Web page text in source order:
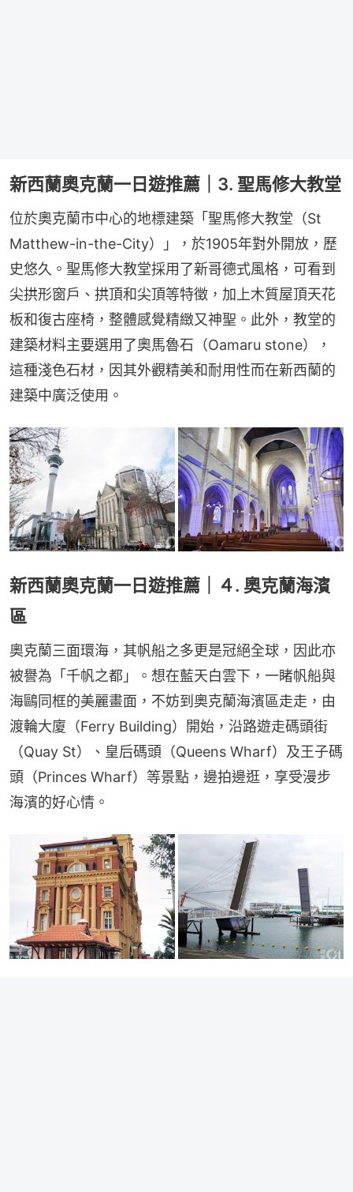
新西蘭奧克蘭一日遊推薦｜3. 聖馬修大教堂
位於奧克蘭市中心的地標建築「聖馬修大教堂（St
Matthew-in-the-City）」，於1905年對外開放，歷
史悠久。聖馬修大教堂採用了新哥德式風格，可看到
尖拱形窗戶、拱頂和尖頂等特徵，加上木質屋頂天花
板和復古座椅，整體感覺精緻又神聖。此外，教堂的
建築材料主要選用了奧馬魯石（Oamaru stone），
這種淺色石材，因其外觀精美和耐用性而在新西蘭的
建築中廣泛使用。
新西蘭奧克蘭一日遊推薦｜４. 奧克蘭海濱
區
奧克蘭三面環海，其帆船之多更是冠絕全球，因此亦
被譽為「千帆之都」。想在藍天白雲下，一睹帆船與
海鷗同框的美麗畫面，不妨到奧克蘭海濱區走走，由
渡輪大廈（Ferry Building）開始，沿路遊走碼頭街
（Quay St）、皇后碼頭（Queens Wharf）及王子碼
頭（Princes Wharf）等景點，邊拍邊逛，享受漫步
海濱的好心情。